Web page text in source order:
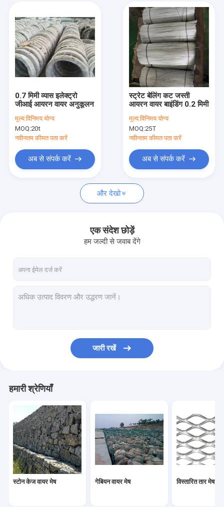
उत्पादों
हमारे बारे में
कारखाना भ्रमण
एक उद्धरण का अनुरोध करें
पीवीसी लेपित वेल्डेड वायर मेष
विंडो स्क्रीन वायर मेष
क्रिम्प्ड वायर मेष
ब्लैक एनील्ड वायर
हेक्सागोनल वायर नेटिंग
0.7 मिमी व्यास इलेक्ट्रो
जीआई आयरन वायर अनुकूलन
मूल्य:विनिमय योग्य
MOQ:20t
नवीनतम कीमत पता करें
अब से संपर्क करें
स्ट्रेट बेलिंग कट जस्ती
आयरन वायर बाइंडिंग 0.2 मिमी
मूल्य:विनिमय योग्य
MOQ:25T
नवीनतम कीमत पता करें
अब से संपर्क करें
और देखो
एक संदेश छोड़ें
हम जल्दी से जवाब देंगे
जारी रखें
हमारी श्रेणियाँ
स्टोन केज वायर मेष गेबियन वायर मेष विस्तारित तार मेष